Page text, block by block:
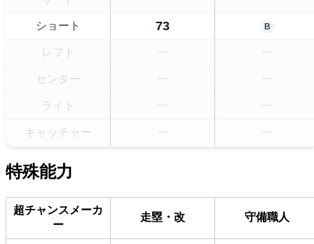
ショート 73 B
レフト
センター
ライト
キャッチャー
特殊能力
超チャンスメーカ
ー
走塁・改 守備職人